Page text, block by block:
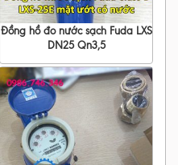
Đồng hồ đo nước sạch Fuda LXS
DN25 Qn3,5